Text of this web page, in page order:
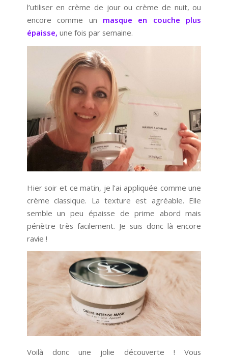
l’utiliser en crème de jour ou crème de nuit, ou
encore comme un masque en couche plus
épaisse, une fois par semaine.
Hier soir et ce matin, je l’ai appliquée comme une
crème classique. La texture est agréable. Elle
semble un peu épaisse de prime abord mais
pénètre très facilement. Je suis donc là encore
ravie !
Voilà donc une jolie découverte ! Vous